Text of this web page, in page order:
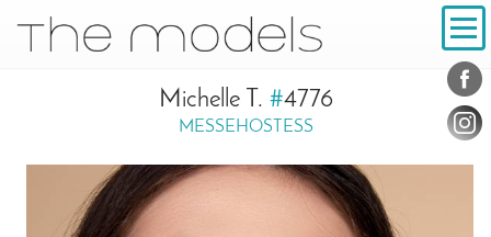
Navigation
Michelle T. #4776
MESSEHOSTESS